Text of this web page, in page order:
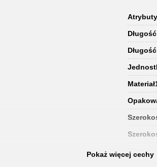
Waga w
Pokaż więcej cechy